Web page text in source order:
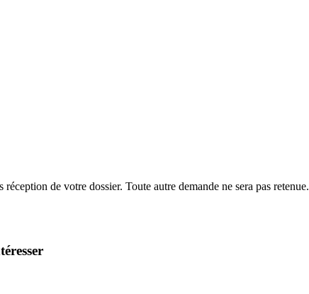
de votre dossier. Toute autre demande ne sera pas retenue.